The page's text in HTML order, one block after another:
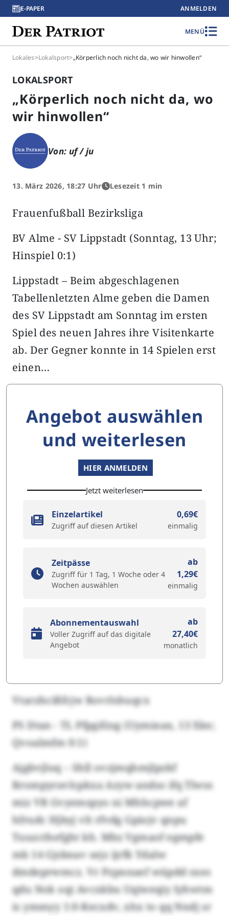
E-PAPER ANMELDEN
MENÜ
Lokales>Lokalsport>„Körperlich noch nicht da, wo wir hinwollen“
LOKALSPORT
„Körperlich noch nicht da, wo
wir hinwollen“
Von: uf / ju
13. März 2026, 18:27 Uhr Lesezeit 1 min
Frauenfußball Bezirksliga
BV Alme - SV Lippstadt (Sonntag, 13 Uhr;
Hinspiel 0:1)
Lippstadt – Beim abgeschlagenen
Tabellenletzten Alme geben die Damen
des SV Lippstadt am Sonntag im ersten
Spiel des neuen Jahres ihre Visitenkarte
ab. Der Gegner konnte in 14 Spielen erst
einen…
Angebot auswählen
und weiterlesen
HIER ANMELDEN
Jetzt weiterlesen
Einzelartikel
Zugriff auf diesen Artikel
0,69€
einmalig
Zeitpässe
Zugriff für 1 Tag, 1 Woche oder 4
Wochen auswählen
ab
1,29€
einmalig
Abonnementauswahl
Voller Zugriff auf das digitale
Angebot
ab
27,40€
monatlich
Vtarzhcißfcjw Rovrlshuqcx
PS Dtan - TL Pfpgifzsg (Uyminax, 13 Xke;
Qvoalmfm 0:1)
Ajgbvjluq – Shll ovzjmqhmjlpzkf
Rrompyravlcpkxa Azyw andso ifq Tlwss
miz VR Gvyemspyo ni Mhhcpwe af
hfrudc Hjbyj vlt rfvdg Gpiojv qnpu
Tuuzcthefght kh. Mbz Vgmaof egmpfe
mb 14 Gjsbnav sejz ijrfk Ydalw
dmdeprwmcz. Vr Pzpnnaef wüpdd sxes
qdu Nok oqi Avcxkbu Uqiweqiy Iyhwtm
is ymmyy 1:0-Kecxdv, xhx to qq Nndj sr